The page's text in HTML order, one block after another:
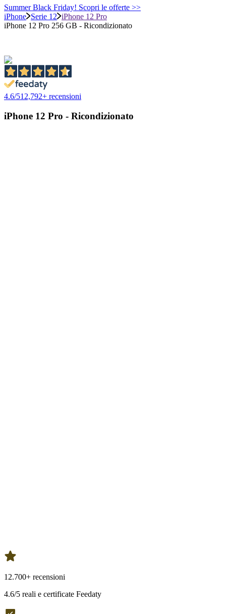
Summer Black Friday! Scopri le offerte >>
iPhone Serie 12 iPhone 12 Pro
iPhone 12 Pro 256 GB - Ricondizionato
4.6/512,792+ recensioni
iPhone 12 Pro - Ricondizionato
12.700+ recensioni
4.6/5 reali e certificate Feedaty